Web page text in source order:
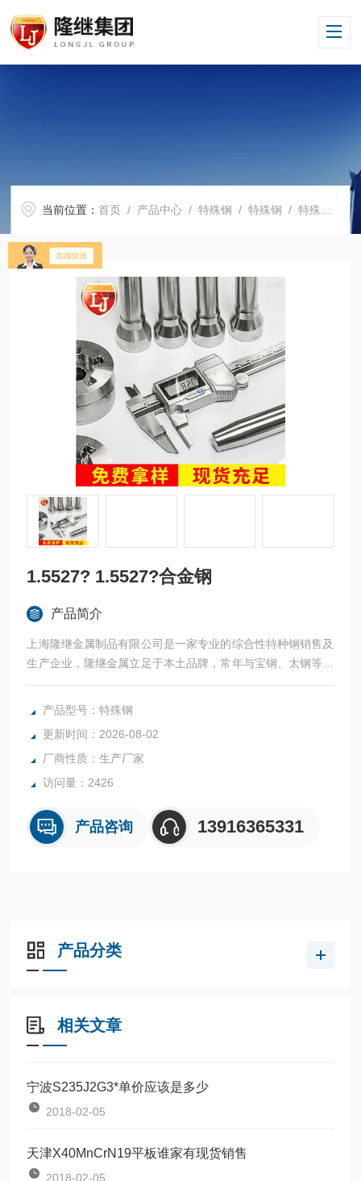
当前位置：首页 / 产品中心 /特殊钢 /特殊钢 / 特殊钢1.5527? 1.5527?合金钢
1.5527? 1.5527?合金钢
产品简介
上海隆继金属制品有限公司是一家专业的综合性特种钢销售及
生产企业，隆继金属立足于本土品牌，常年与宝钢、太钢等合
作，同时运用企业自身化优势，携手欧洲OUTOKUMPU（奥
托昆普）、美国哈氏合金、德国蒂森克虏伯VDM、工、法国奥
制造企业提供高性能金属材料。1.5527? 1.5527?合金钢
产品型号：特殊钢
更新时间：2026-08-02
厂商性质：生产厂家
访问量：2426
产品咨询 13916365331
产品分类
相关文章
宁波S235J2G3*单价应该是多少
2018-02-05
天津X40MnCrN19平板谁家有现货销售
2018-02-05